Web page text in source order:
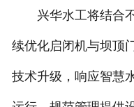
兴华水工将结合不
续优化启闭机与坝顶
技术升级，响应智慧